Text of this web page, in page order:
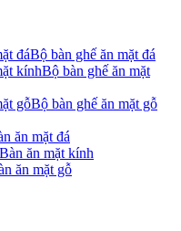
Bộ bàn ghế ăn mặt đá
Bộ bàn ghế ăn mặt
Bộ bàn ghế ăn mặt gỗ
ăn mặt đá
Bàn ăn mặt kính
ăn mặt gỗ